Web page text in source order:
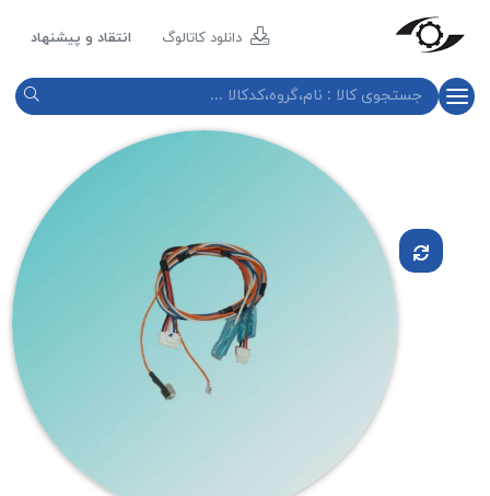
دانلود کاتالوگ انتقاد و پیشنهاد